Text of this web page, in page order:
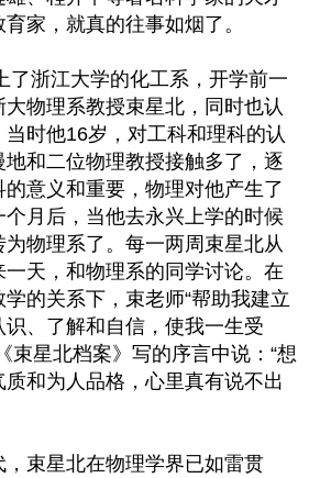
家，就真的往事如烟了。
了浙江大学的化工系，开学前一
物理系教授束星北，同时也认
时他16岁，对工科和理科的认
和二位物理教授接触多了，逐
意义和重要，物理对他产生了
月后，当他去永兴上学的时候
物理系了。每一两周束星北从
天，和物理系的同学讨论。在
的关系下，束老师“帮助我建立
、了解和自信，使我一生受
束星北档案》写的序言中说：“想
和为人品格，心里真有说不出
束星北在物理学界已如雷贯